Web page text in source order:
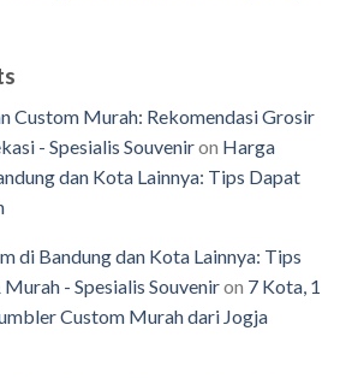
Custom Murah: Rekomendasi Grosir
- Spesialis Souveniron Harga
dan Kota Lainnya: Tips Dapat
di Bandung dan Kota Lainnya: Tips
- Spesialis Souveniron 7 Kota, 1
Custom Murah dari Jogja